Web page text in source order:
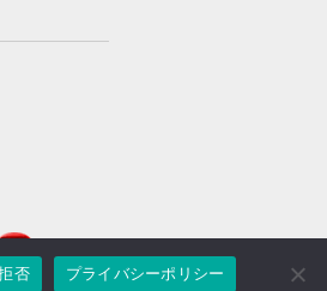
Powered by DJCOM Inc.
否 プライバシーポリシー